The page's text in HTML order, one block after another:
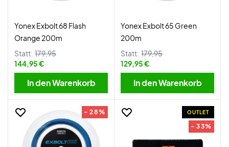
Yonex Exbolt 68 Flash
Orange 200m
Statt: 179,95
144,95 €
In den Warenkorb
Yonex Exbolt 65 Green
200m
Statt: 179,95
129,95 €
In den Warenkorb
- 28% OUTLET
- 33%